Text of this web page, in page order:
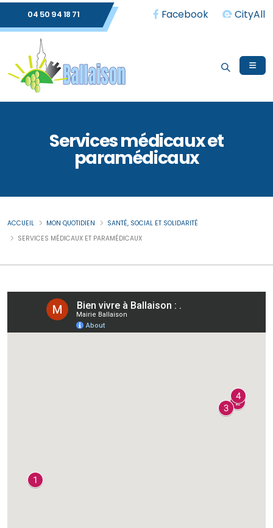
04 50 94 18 71 Facebook CityAll
Services médicaux et
paramédicaux
ACCUEIL MON QUOTIDIEN
SANTÉ, SOCIAL ET SOLIDARITÉ
SERVICES MÉDICAUX ET PARAMÉDICAUX